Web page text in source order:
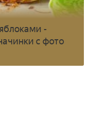
-
с фото